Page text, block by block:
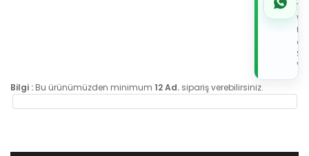
de
Bilgi : Bu ürünümüzden minimum 12 Ad. sipariş verebilirsiniz.